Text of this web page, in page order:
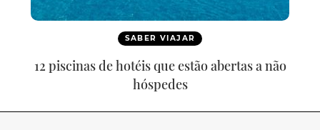
SABER VIAJAR
12 piscinas de hotéis que estão abertas a não
hóspedes